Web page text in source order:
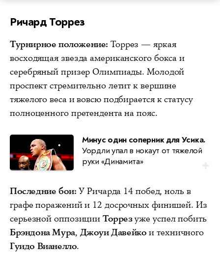
Ричард Торрез
Турнирное положение: Торрез — яркая
восходящая звезда американского бокса и
серебряный призер Олимпиады. Молодой
проспект стремительно летит к вершине
тяжелого веса и вовсю подбирается к статусу
полноценного претендента на пояс.
Минус один соперник для Усика.
Уордли упал в нокаут от тяжелой
руки «Динамита»
Последние бои: У Ричарда 14 побед, ноль в
графе поражений и 12 досрочных финишей. Из
серьезной оппозиции Торрезуже успел побить
Брэндона Мура, Джоуи Давейко и техничного
Гуидо Вианелло.